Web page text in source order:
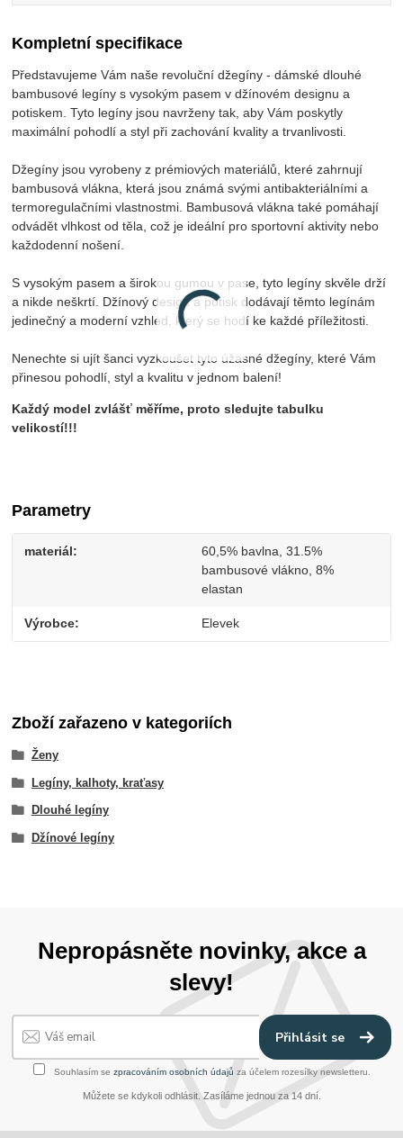
Kompletní specifikace
Představujeme Vám naše revoluční džegíny - dámské dlouhé
bambusové legíny s vysokým pasem v džínovém designu a
potiskem. Tyto legíny jsou navrženy tak, aby Vám poskytly
maximální pohodlí a styl při zachování kvality a trvanlivosti.
Džegíny jsou vyrobeny z prémiových materiálů, které zahrnují
bambusová vlákna, která jsou známá svými antibakteriálními a
termoregulačními vlastnostmi. Bambusová vlákna také pomáhají
odvádět vlhkost od těla, což je ideální pro sportovní aktivity nebo
každodenní nošení.
S vysokým pasem a širokou gumou v pase, tyto legíny skvěle drží
a nikde neškrtí. Džínový design a potisk dodávají těmto legínám
jedinečný a moderní vzhled, který se hodí ke každé příležitosti.
Nenechte si ujít šanci vyzkoušet tyto úžasné džegíny, které Vám
přinesou pohodlí, styl a kvalitu v jednom balení!
Každý model zvlášť měříme, proto sledujte tabulku
velikostí!!!
Parametry
materiál
60,5% bavlna, 31.5%
bambusové vlákno, 8%
elastan
Výrobce Elevek
Zboží zařazeno v kategoriích
Ženy
Legíny, kalhoty, kraťasy
Dlouhé legíny
Džínové legíny
Nepropásněte novinky, akce a
slevy!
Přihlásit se
Souhlasím se zpracováním osobních údajů za účelem rozesílky newsletteru.
Můžete se kdykoli odhlásit. Zasíláme jednou za 14 dní.